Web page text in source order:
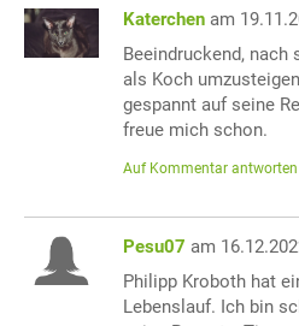
Katerchen am
Beeindruckend, nach
als Koch
gespannt auf seine
freue mich schon.
Auf Kommentar antworten
Pesu07 am
Philipp Kroboth hat
Lebenslauf. Ich bin